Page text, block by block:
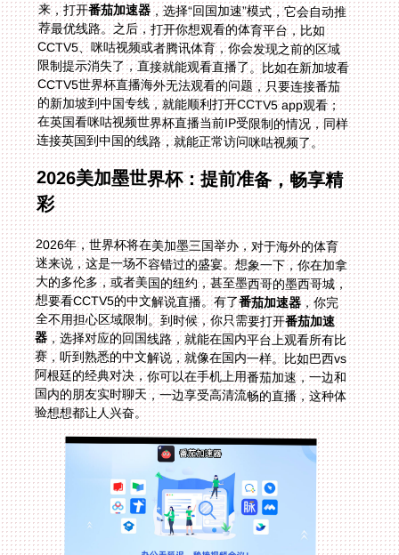
来，打开番茄加速器，选择“回国加速”模式，它会自动推
荐最优线路。之后，打开你想观看的体育平台，比如
CCTV5、咪咕视频或者腾讯体育，你会发现之前的区域
限制提示消失了，直接就能观看直播了。比如在新加坡看
CCTV5世界杯直播海外无法观看的问题，只要连接番茄
的新加坡到中国专线，就能顺利打开CCTV5 app观看；
在英国看咪咕视频世界杯直播当前IP受限制的情况，同样
连接英国到中国的线路，就能正常访问咪咕视频了。
2026美加墨世界杯：提前准备，畅享精
彩
2026年，世界杯将在美加墨三国举办，对于海外的体育
迷来说，这是一场不容错过的盛宴。想象一下，你在加拿
大的多伦多，或者美国的纽约，甚至墨西哥的墨西哥城，
想要看CCTV5的中文解说直播。有了番茄加速器，你完
全不用担心区域限制。到时候，你只需要打开番茄加速
器，选择对应的回国线路，就能在国内平台上观看所有比
赛，听到熟悉的中文解说，就像在国内一样。比如巴西vs
阿根廷的经典对决，你可以在手机上用番茄加速，一边和
国内的朋友实时聊天，一边享受高清流畅的直播，这种体
验想想都让人兴奋。